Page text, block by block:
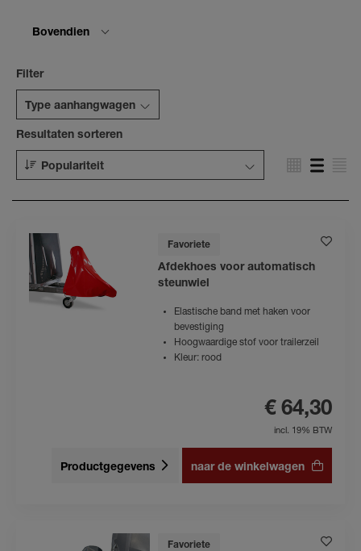
Bovendien
Filter
Type aanhangwagen
Resultaten sorteren
Populariteit
Favoriete
Afdekhoes voor automatisch
steunwiel
Elastische band met haken voor
bevestiging
Hoogwaardige stof voor trailerzeil
Kleur: rood
€ 64,30
incl. 19% BTW
Productgegevens naar de winkelwagen
Favoriete